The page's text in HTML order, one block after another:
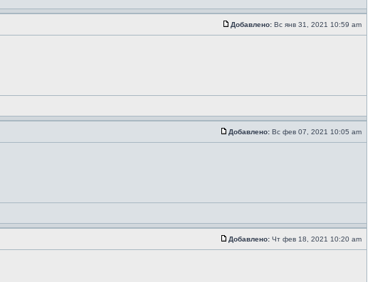
Добавлено: Вс янв 31, 2021 10:59 am
Добавлено: Вс фев 07, 2021 10:05 am
Добавлено: Чт фев 18, 2021 10:20 am